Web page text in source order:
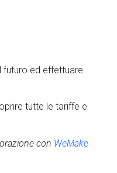
futuro ed effettuare
tutte le tariffe e
con WeMake